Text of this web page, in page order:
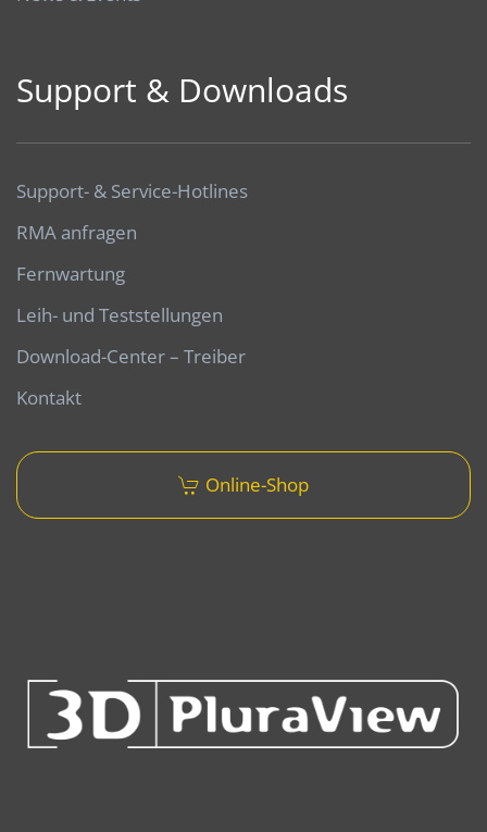
Support & Downloads
Support- & Service-Hotlines
RMA anfragen
Fernwartung
Leih- und Teststellungen
Download-Center – Treiber
Kontakt
Online-Shop